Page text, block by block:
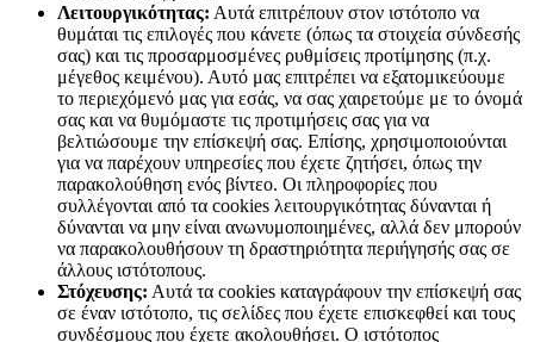
Λειτουργικότητας: Αυτά επιτρέπουν στον ιστότοπο να
θυμάται τις επιλογές που κάνετε (όπως τα στοιχεία σύνδεσής
σας) και τις προσαρμοσμένες ρυθμίσεις προτίμησης (π.χ.
μέγεθος κειμένου). Αυτό μας επιτρέπει να εξατομικεύουμε
το περιεχόμενό μας για εσάς, να σας χαιρετούμε με το όνομά
σας και να θυμόμαστε τις προτιμήσεις σας για να
βελτιώσουμε την επίσκεψή σας. Επίσης, χρησιμοποιούνται
για να παρέχουν υπηρεσίες που έχετε ζητήσει, όπως την
παρακολούθηση ενός βίντεο. Οι πληροφορίες που
συλλέγονται από τα cookies λειτουργικότητας δύνανται ή
δύνανται να μην είναι ανωνυμοποιημένες, αλλά δεν μπορούν
να παρακολουθήσουν τη δραστηριότητα περιήγησής σας σε
άλλους ιστότοπους.
Στόχευσης: Αυτά τα cookies καταγράφουν την επίσκεψή σας
σε έναν ιστότοπο, τις σελίδες που έχετε επισκεφθεί και τους
συνδέσμους που έχετε ακολουθήσει. Ο ιστότοπος